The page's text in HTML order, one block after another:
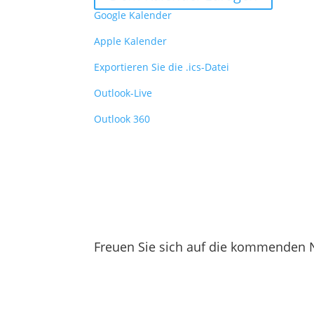
Google Kalender
Apple Kalender
Exportieren Sie die .ics-Datei
Outlook-Live
Outlook 360
Freuen Sie sich auf die kommenden